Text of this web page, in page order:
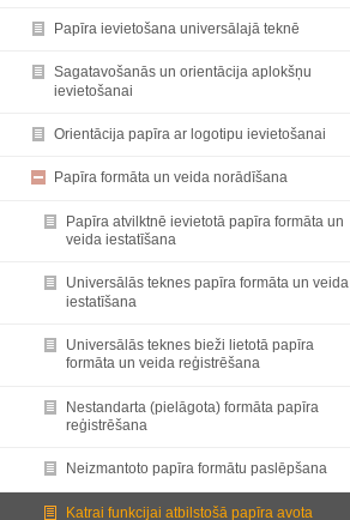
Papīra ievietošana universālajā teknē
Sagatavošanās un orientācija aplokšņu
ievietošanai
Orientācija papīra ar logotipu ievietošanai
Papīra formāta un veida norādīšana
Papīra atvilktnē ievietotā papīra formāta un
veida iestatīšana
Universālās teknes papīra formāta un veida
iestatīšana
Universālās teknes bieži lietotā papīra
formāta un veida reģistrēšana
Nestandarta (pielāgota) formāta papīra
reģistrēšana
Neizmantoto papīra formātu paslēpšana
Katrai funkcijai atbilstošā papīra avota